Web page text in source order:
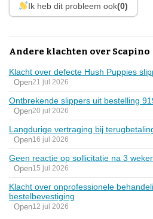
Ik heb dit probleem ook(0)
Andere klachten over Scapino
Klacht over defecte Hush Puppies
Open21 jul 2026
Ontbrekende slippers uit bestelling
Open20 jul 2026
Langdurige vertraging bij
Open16 jul 2026
Geen reactie op sollicitatie na 3
Open15 jul 2026
Klacht over onprofessionele
bestelbevestiging
Open12 jul 2026